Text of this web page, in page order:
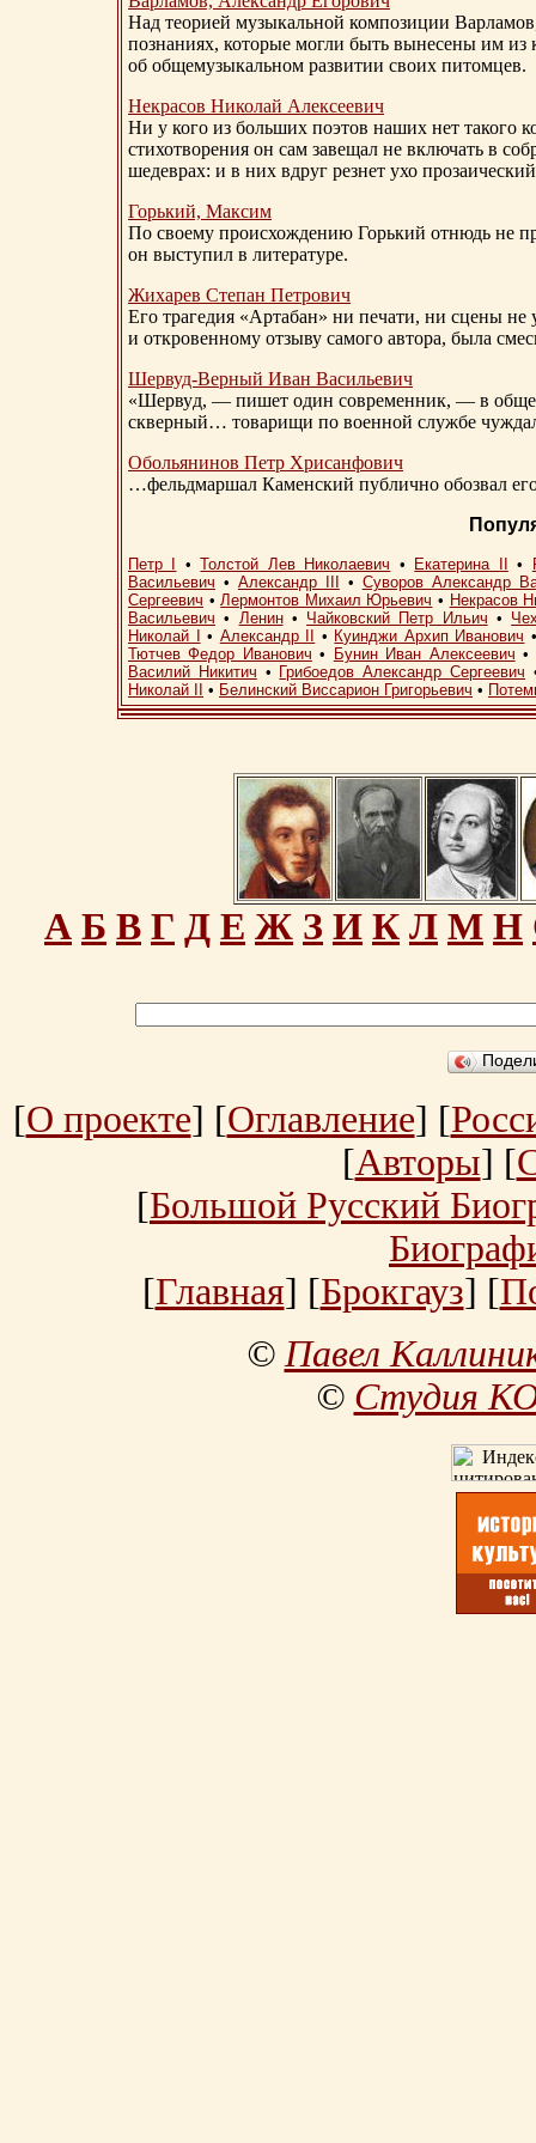
Над теорией музыкальной композиции
познаниях, которые могли быть вынесены им из
об общемузыкальном развитии своих питомцев.
Некрасов Николай Алексеевич
Ни у кого из больших поэтов наших нет такого
стихотворения он сам завещал не включать в
шедеврах: и в них вдруг резнет ухо
Горький, Максим
По своему происхождению Горький отнюдь не
он выступил в литературе.
Жихарев Степан Петрович
Его трагедия «Артабан» ни печати, ни сцены
и откровенному отзыву самого автора, была
Шервуд-Верный Иван Васильевич
«Шервуд, — пишет один современник, — в
скверный… товарищи по военной службе
Обольянинов Петр Хрисанфович
…фельдмаршал Каменский публично обозвал
Петр I •Толстой Лев Николаевич • Екатерина II •
Васильевич • Александр III • Суворов Александр
Сергеевич •Лермонтов Михаил Юрьевич • Некрасов
Васильевич • Ленин• Чайковский Петр Ильич •
Николай I
• Александр II • Куинджи Архип Иванович
Тютчев Федор Иванович • Бунин Иван Алексеевич •
Василий Никитич • Грибоедов Александр Сергеевич
Николай II
• Белинский Виссарион Григорьевич •
А Б В Г Д Е Ж З И К Л М Н
[О проекте] [Оглавление] [
[Авторы] [
[Большой Русский
[Главная] [Брокгауз] [
©Павел
© Студия